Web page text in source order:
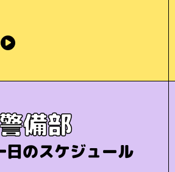
備部
日のスケジュール